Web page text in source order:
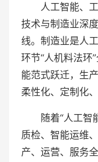
人工智能、
技术与制造业深
线。制造业是人
环节“人机料法环
能范式跃迁，生
柔性化、定制化
随着“人工智
质检、智能运维
产、运营、服务